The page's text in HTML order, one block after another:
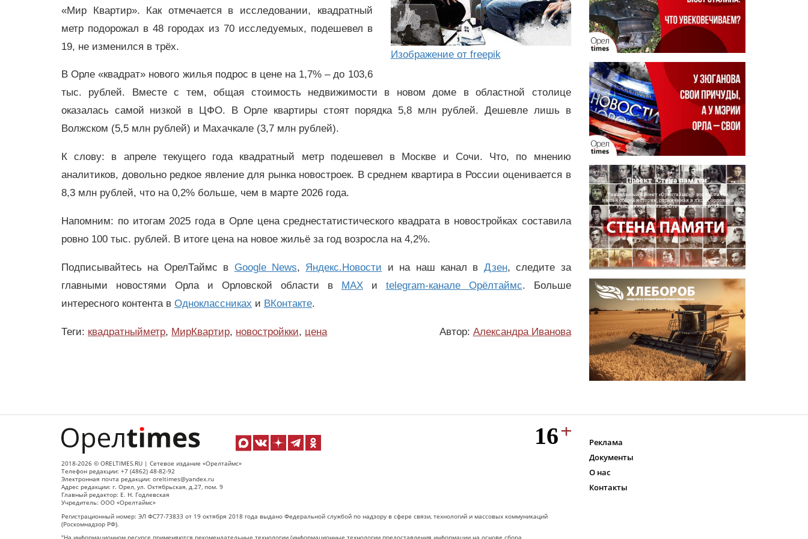
Изображение от freepik
«Мир Квартир». Как отмечается в исследовании, квадратный
метр подорожал в 48 городах из 70 исследуемых, подешевел в
19, не изменился в трёх.
В Орле «квадрат» нового жилья подрос в цене на 1,7% – до 103,6
тыс. рублей. Вместе с тем, общая стоимость недвижимости в новом доме в областной столице
оказалась самой низкой в ЦФО. В Орле квартиры стоят порядка 5,8 млн рублей. Дешевле лишь в
Волжском (5,5 млн рублей) и Махачкале (3,7 млн рублей).
К слову: в апреле текущего года квадратный метр подешевел в Москве и Сочи. Что, по мнению
аналитиков, довольно редкое явление для рынка новостроек. В среднем квартира в России оценивается в
8,3 млн рублей, что на 0,2% больше, чем в марте 2026 года.
Напомним: по итогам 2025 года в Орле цена среднестатистического квадрата в новостройках составила
ровно 100 тыс. рублей. В итоге цена на новое жильё за год возросла на 4,2%.
Подписывайтесь на ОрелТаймс в Google News, Яндекс.Новости и на наш канал в Дзен, следите за
главными новостями Орла и Орловской области в MAXи telegram-канале Орёлтаймс. Больше
интересного контента в Одноклассниках и ВКонтакте.
Теги: квадратныйметр, МирКвартир, новостройкки, цена Автор: Александра Иванова
2018-2026 © ORELTIMES.RU | Сетевое издание «Орелтаймс»
Телефон редакции: +7 (4862) 48-82-92
Электронная почта редакции: oreltimes@yandex.ru
Адрес редакции: г. Орел, ул. Октябрьская, д.27, пом. 9
Главный редактор: Е. Н. Годлевская
Учредитель: ООО «Орелтаймс»
Регистрационный номер: ЭЛ ФС77-73833 от 19 октября 2018 года выдано Федеральной службой по надзору в сфере связи, технологий и массовых коммуникаций
(Роскомнадзор РФ).
Реклама
Документы
О нас
Контакты